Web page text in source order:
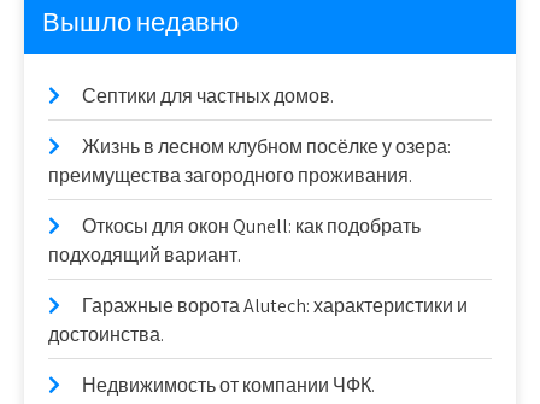
Вышло недавно
Септики для частных домов.
Жизнь в лесном клубном посёлке у озера:
преимущества загородного проживания.
Откосы для окон Qunell: как подобрать
подходящий вариант.
Гаражные ворота Alutech: характеристики и
достоинства.
Недвижимость от компании ЧФК.